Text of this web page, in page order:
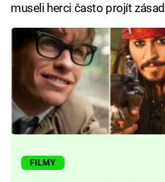
museli herci často projít
FILMY